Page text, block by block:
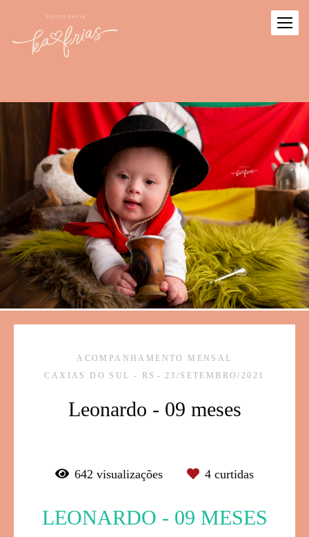
ACOMPANHAMENTO MENSAL
CAXIAS DO SUL - RS
23/SETEMBRO/2021
Leonardo - 09 meses
642 visualizações 4 curtidas
LEONARDO - 09 MESES